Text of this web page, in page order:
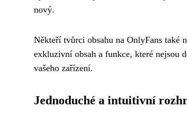
nový.
Někteří tvůrci obsahu na OnlyFans také
exkluzivní obsah a funkce, které nejsou
vašeho zařízení.
Jednoduché a intuitivní